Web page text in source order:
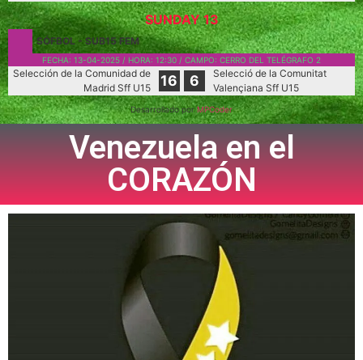
SUNDAY 13
SÓFBOL -SUB15 FEM
FECHA: 13-04-2025 / HORA: 12:30 / CAMPO: CERRO DEL TELÉGRAFO 2
Selección de la Comunidad de
Madrid Sff U15
16 6
Selecció de la Comunitat
Valençiana Sff U15
Desarrollado porMPCoder
Venezuela en el
CORAZÓN